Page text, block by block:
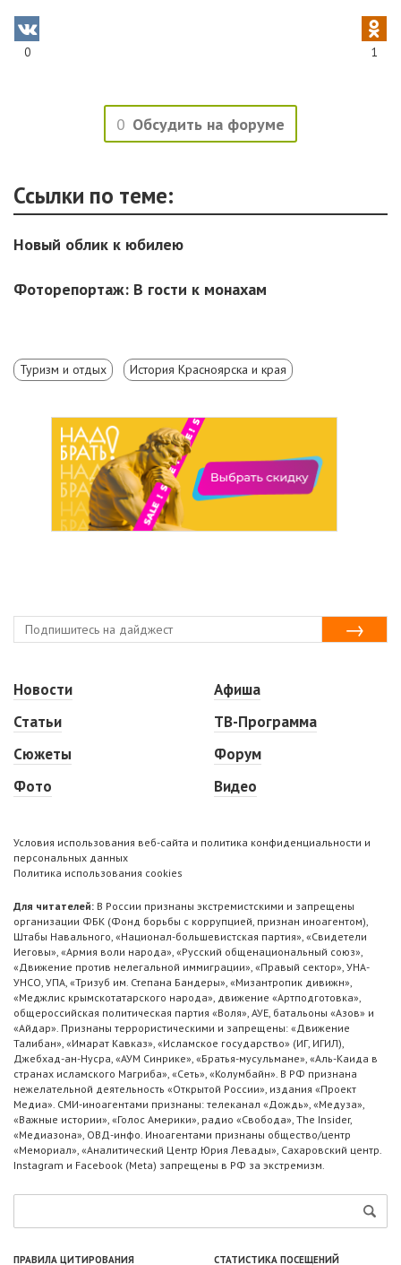
0 1
0 Обсудить на форуме
Ссылки по теме:
Новый облик к юбилею
Фоторепортаж: В гости к монахам
Туризм и отдых История Красноярска и края
Новости
Статьи
Сюжеты
Фото
Афиша
ТВ-Программа
Форум
Видео
Условия использования веб-сайта и политика конфиденциальности и
персональных данных
Политика использования cookies
Для читателей: В России признаны экстремистскими и запрещены
организации ФБК (Фонд борьбы с коррупцией, признан иноагентом),
Штабы Навального, «Национал-большевистская партия», «Свидетели
Иеговы», «Армия воли народа», «Русский общенациональный союз»,
«Движение против нелегальной иммиграции», «Правый сектор», УНА-
УНСО, УПА, «Тризуб им. Степана Бандеры», «Мизантропик дивижн»,
«Меджлис крымскотатарского народа», движение «Артподготовка»,
общероссийская политическая партия «Воля», АУЕ, батальоны «Азов» и
«Айдар». Признаны террористическими и запрещены: «Движение
Талибан», «Имарат Кавказ», «Исламское государство» (ИГ, ИГИЛ),
Джебхад-ан-Нусра, «АУМ Синрике», «Братья-мусульмане», «Аль-Каида в
странах исламского Магриба», «Сеть», «Колумбайн». В РФ признана
нежелательной деятельность «Открытой России», издания «Проект
Медиа». СМИ-иноагентами признаны: телеканал «Дождь», «Медуза»,
«Важные истории», «Голос Америки», радио «Свобода», The Insider,
«Медиазона», ОВД-инфо. Иноагентами признаны общество/центр
«Мемориал», «Аналитический Центр Юрия Левады», Сахаровский центр.
Instagram и Facebook (Metа) запрещены в РФ за экстремизм.
ПРАВИЛА ЦИТИРОВАНИЯ СТАТИСТИКА ПОСЕЩЕНИЙ